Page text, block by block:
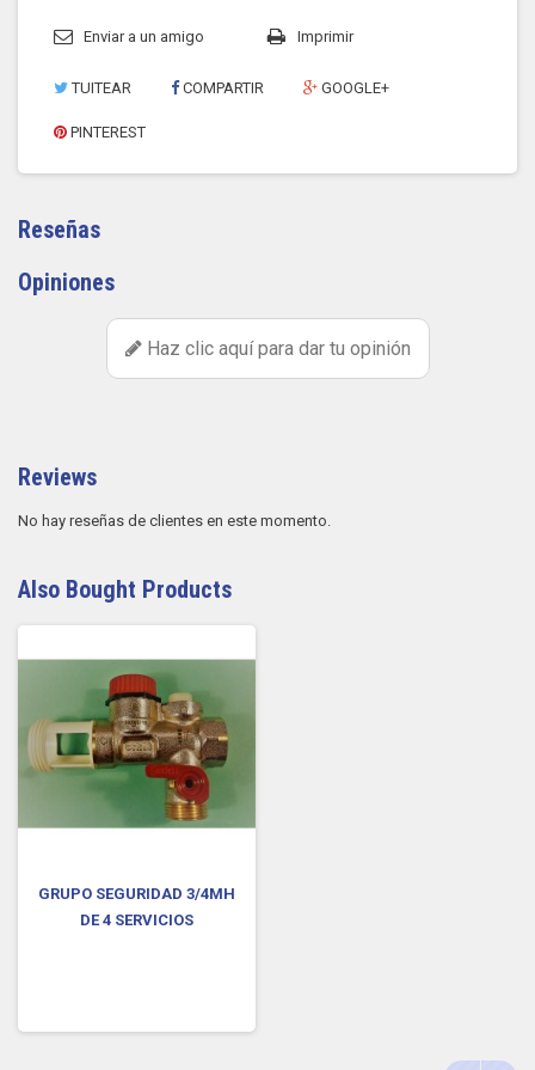
Enviar a un amigo Imprimir
TUITEAR COMPARTIR GOOGLE+
PINTEREST
Reseñas
Opiniones
Haz clic aquí para dar tu opinión
Reviews
No hay reseñas de clientes en este momento.
Also Bought Products
GRUPO SEGURIDAD 3/4MH
DE 4 SERVICIOS